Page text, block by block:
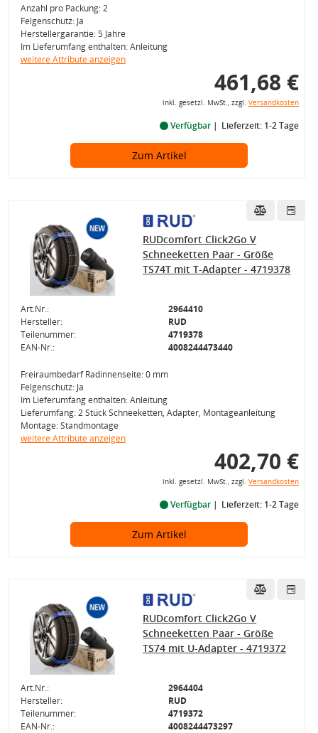
Anzahl pro Packung: 2
Felgenschutz: Ja
Herstellergarantie: 5 Jahre
Im Lieferumfang enthalten: Anleitung
weitere Attribute anzeigen
461,68 €
inkl. gesetzl. MwSt., zzgl. Versandkosten
Verfügbar Lieferzeit: 1-2 Tage
Zum Artikel
RUDcomfort Click2Go V
Schneeketten Paar - Größe
TS74T mit T-Adapter - 4719378
Art.Nr.:
2964410
Hersteller:
RUD
Teilenummer:
4719378
EAN-Nr.:
4008244473440
Freiraumbedarf Radinnenseite: 0 mm
Felgenschutz: Ja
Im Lieferumfang enthalten: Anleitung
Lieferumfang: 2 Stück Schneeketten, Adapter, Montageanleitung
Montage: Standmontage
weitere Attribute anzeigen
402,70 €
inkl. gesetzl. MwSt., zzgl. Versandkosten
Verfügbar Lieferzeit: 1-2 Tage
Zum Artikel
RUDcomfort Click2Go V
Schneeketten Paar - Größe
TS74 mit U-Adapter - 4719372
Art.Nr.:
2964404
Hersteller:
RUD
Teilenummer:
4719372
EAN-Nr.:
4008244473297